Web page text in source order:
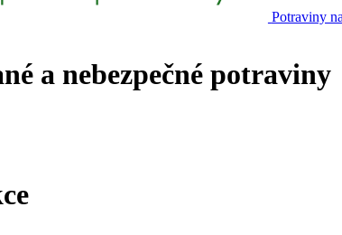
Potraviny
a nebezpečné potraviny